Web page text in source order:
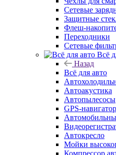
Сетевые
Защитные
Флеш-
Переходники
Сетевые
Всё
Назад
Всё для авто
Автоакустика
Автопылесосы
GPS-
Автокресло
Мойки
Компрессор